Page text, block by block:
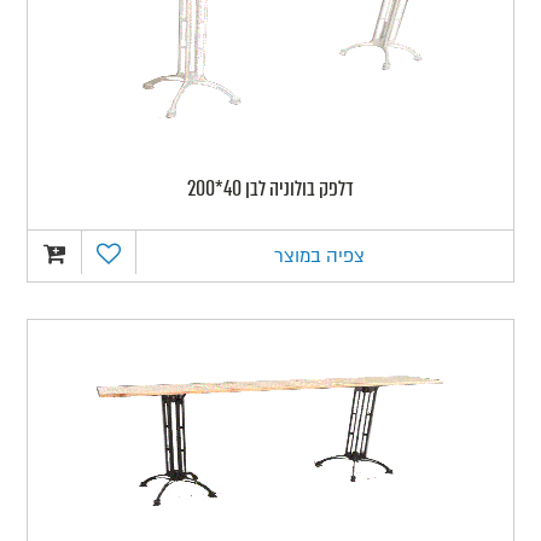
דלפק בולוניה לבן 40*200
צפיה במוצר